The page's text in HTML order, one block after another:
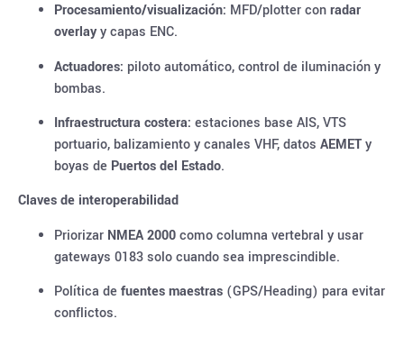
Procesamiento/visualización: MFD/plotter conradar
overlayy capas ENC.
Actuadores: piloto automático, control de iluminación y
bombas.
Infraestructura costera: estaciones base AIS, VTS
portuario, balizamiento y canales VHF, datos AEMETy
boyas de Puertos del Estado.
Claves de interoperabilidad
Priorizar NMEA 2000como columna vertebral y usar
gateways 0183 solo cuando sea imprescindible.
Política de fuentes maestras (GPS/Heading) para evitar
conflictos.